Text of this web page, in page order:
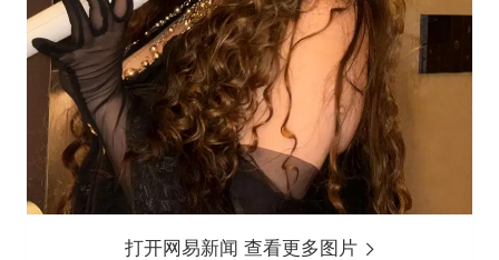
打开网易新闻 查看更多图片